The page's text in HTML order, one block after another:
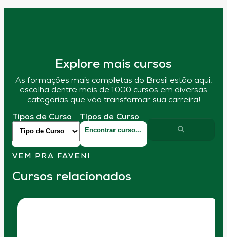
Explore mais cursos
As formações mais completas do Brasil estão aqui,
escolha dentre mais de 1000 cursos em diversas
categorias que vão transformar sua carreira!
Tipos de Curso Tipos de Curso
VEM PRA FAVENI
Cursos relacionados